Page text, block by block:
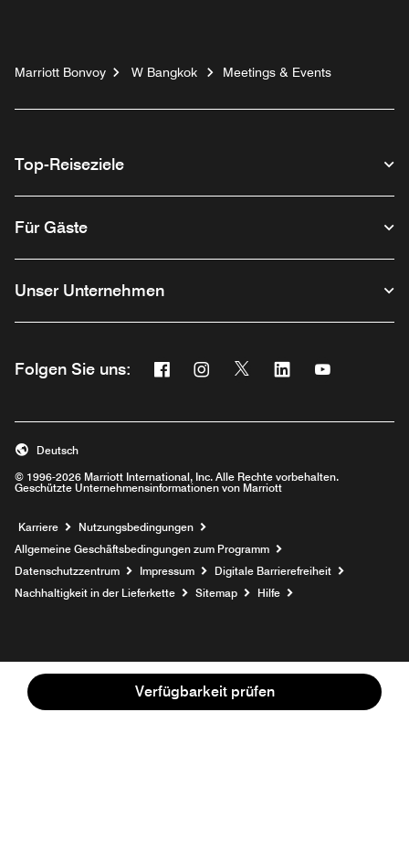
Verfügbarkeit prüfen
Marriott Bonvoy W Bangkok Meetings & Events
Top-Reiseziele
Für Gäste
Unser Unternehmen
Folgen Sie uns: Facebook
Opens a new window
Instagram
Opens a new window
Twitter
Opens a new window
Linkedin
Opens a new
Opens a
© 1996-2026 Marriott International, Inc. Alle Rechte vorbehalten.
Geschützte Unternehmensinformationen von Marriott
Deutsch
Karriere Opens a new window
Nutzungsbedingungen
Allgemeine Geschäftsbedingungen zum Programm
Datenschutzzentrum
Impressum
Digitale Barrierefreiheit
Nachhaltigkeit in der Lieferkette
Sitemap Hilfe